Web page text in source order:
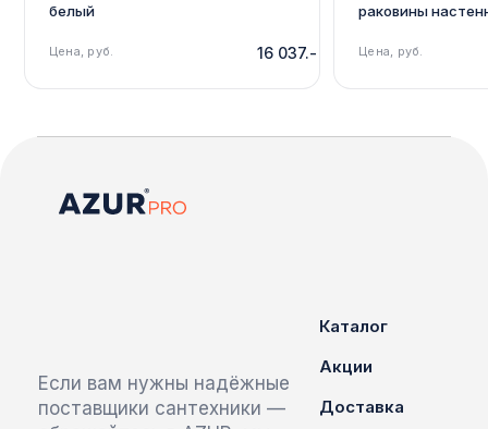
белый
Цена, руб. 16 037.-
раковины
Цена, руб.
Если вам нужны надёжные
поставщики сантехники —
Каталог
Акции
Доставка